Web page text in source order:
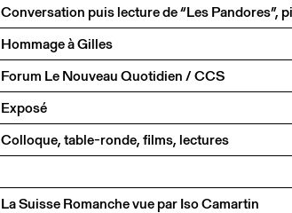
Hommage à Gilles
Forum Le Nouveau Quotidien / CCS
Exposé
Colloque, table-ronde, films, lectures
La Suisse Romanche vue par Iso Camartin